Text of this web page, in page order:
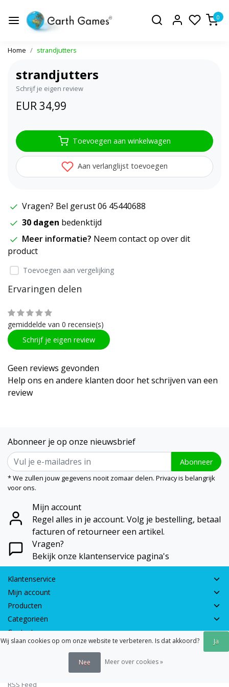
0
Home strandjutters
strandjutters
Schrijf je eigen review
EUR 34,99
Toevoegen aan winkelwagen
Aan verlanglijst toevoegen
Vragen? Bel gerust 06 45440688
30 dagen bedenktijd
Meer informatie? Neem contact op over dit
product
Toevoegen aan vergelijking
Ervaringen delen
gemiddelde van 0 recensie(s)
Schrijf je eigen review
Geen reviews gevonden
Help ons en andere klanten door het schrijven van een
review
Abonneer je op onze nieuwsbrief
Abonneer
* We zullen jouw gegevens nooit zomaar delen. Privacy is belangrijk
voor ons.
Mijn account
Regel alles in je account. Volg je bestelling, betaal
facturen of retourneer een artikel.
Vragen?
Bekijk onze klantenservice pagina's
Klantenservice
Mijn account
Producten
Categorieën
Contactgegevens
© 2026 - Earth Games | Realisatie:webshop-service.nl
Algemene voorwaarden|Disclaimer
RSS Feed
Wij slaan cookies op om onze website te verbeteren. Is dat akkoord? Ja
Nee Meer over cookies »